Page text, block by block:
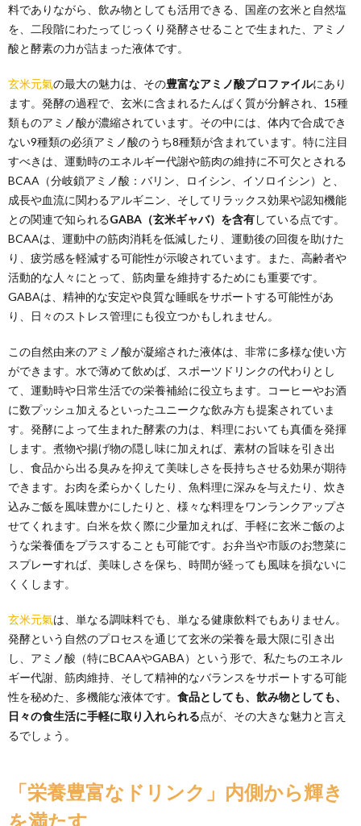
料でありながら、飲み物としても活用できる、国産の玄米と自然塩
を、二段階にわたってじっくり発酵させることで生まれた、アミノ
酸と酵素の力が詰まった液体です。
玄米元氣の最大の魅力は、その豊富なアミノ酸プロファイルにあり
ます。発酵の過程で、玄米に含まれるたんぱく質が分解され、15種
類ものアミノ酸が濃縮されています。その中には、体内で合成でき
ない9種類の必須アミノ酸のうち8種類が含まれています。特に注目
すべきは、運動時のエネルギー代謝や筋肉の維持に不可欠とされる
BCAA（分岐鎖アミノ酸：バリン、ロイシン、イソロイシン）と、
成長や血流に関わるアルギニン、そしてリラックス効果や認知機能
との関連で知られるGABA（玄米ギャバ）を含有している点です。
BCAAは、運動中の筋肉消耗を低減したり、運動後の回復を助けた
り、疲労感を軽減する可能性が示唆されています。また、高齢者や
活動的な人々にとって、筋肉量を維持するためにも重要です。
GABAは、精神的な安定や良質な睡眠をサポートする可能性があ
り、日々のストレス管理にも役立つかもしれません。
この自然由来のアミノ酸が凝縮された液体は、非常に多様な使い方
ができます。水で薄めて飲めば、スポーツドリンクの代わりとし
て、運動時や日常生活での栄養補給に役立ちます。コーヒーやお酒
に数プッシュ加えるといったユニークな飲み方も提案されていま
す。発酵によって生まれた酵素の力は、料理においても真価を発揮
します。煮物や揚げ物の隠し味に加えれば、素材の旨味を引き出
し、食品から出る臭みを抑えて美味しさを長持ちさせる効果が期待
できます。お肉を柔らかくしたり、魚料理に深みを与えたり、炊き
込みご飯を風味豊かにしたりと、様々な料理をワンランクアップさ
せてくれます。白米を炊く際に少量加えれば、手軽に玄米ご飯のよ
うな栄養価をプラスすることも可能です。お弁当や市販のお惣菜に
スプレーすれば、美味しさを保ち、時間が経っても風味を損ないに
くくします。
玄米元氣は、単なる調味料でも、単なる健康飲料でもありません。
発酵という自然のプロセスを通じて玄米の栄養を最大限に引き出
し、アミノ酸（特にBCAAやGABA）という形で、私たちのエネル
ギー代謝、筋肉維持、そして精神的なバランスをサポートする可能
性を秘めた、多機能な液体です。 食品としても、飲み物としても、
日々の食生活に手軽に取り入れられる点が、その大きな魅力と言え
るでしょう。
「栄養豊富なドリンク」内側から輝き
を満たす